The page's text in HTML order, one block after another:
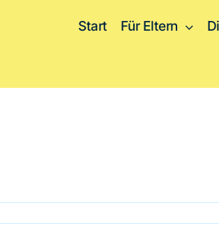
Start Für Eltern